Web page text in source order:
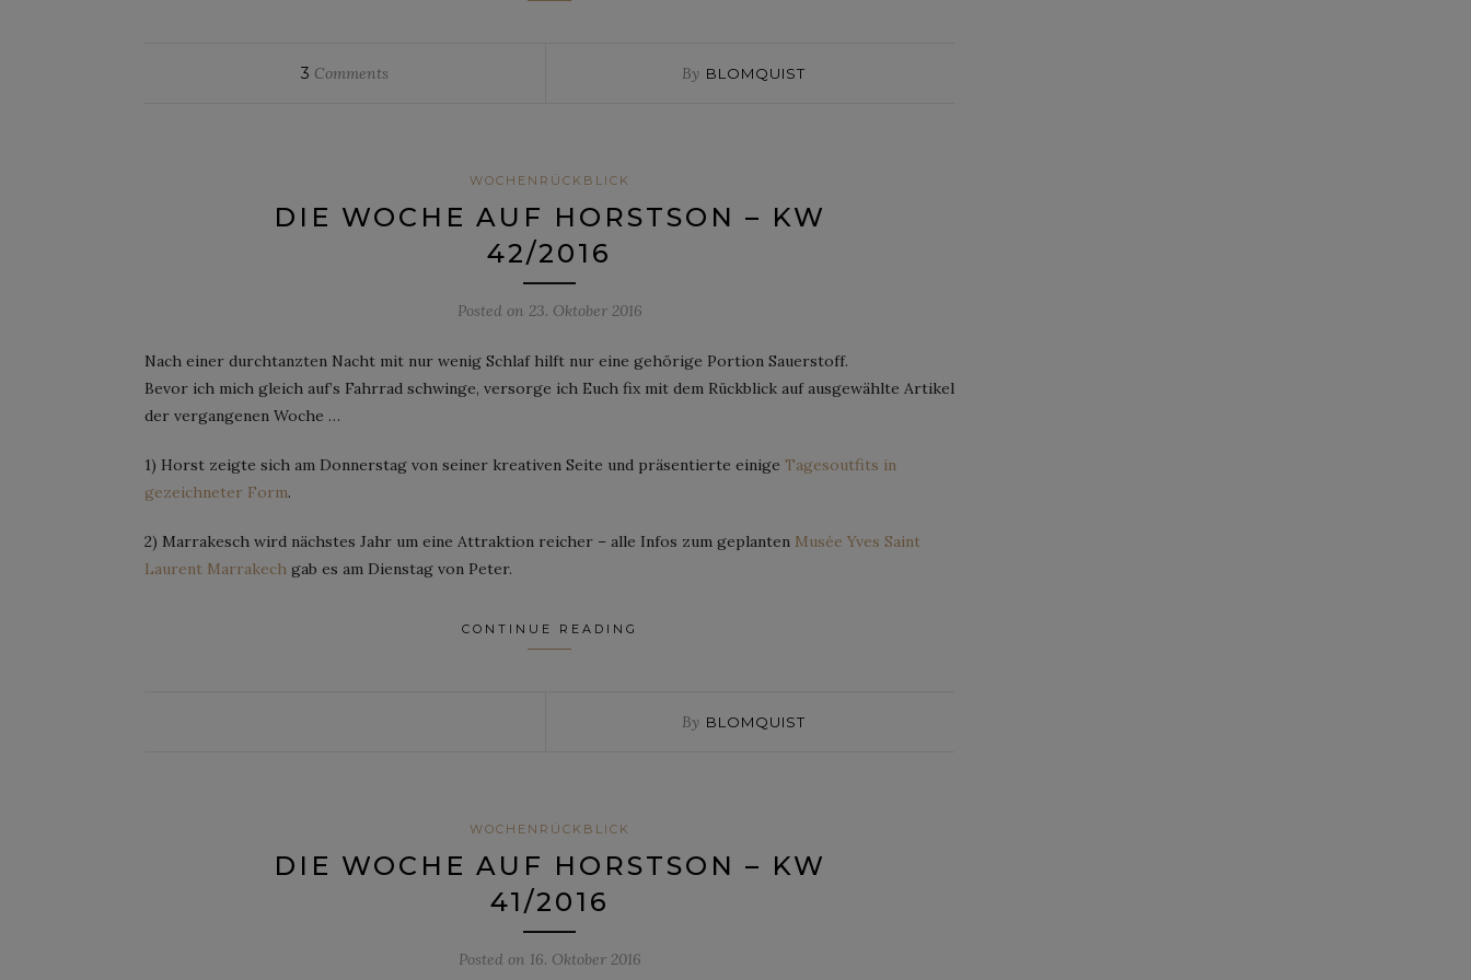
3 Comments By BLOMQUIST
WOCHENRÜCKBLICK
DIE WOCHE AUF HORSTSON – KW
42/2016
Posted on 23. Oktober 2016
Nach einer durchtanzten Nacht mit nur wenig Schlaf hilft nur eine gehörige Portion Sauerstoff.
Bevor ich mich gleich auf’s Fahrrad schwinge, versorge ich Euch fix mit dem Rückblick auf ausgewählte Artikel
der vergangenen Woche …
1) Horst zeigte sich am Donnerstag von seiner kreativen Seite und präsentierte einige Tagesoutfits in
gezeichneter Form.
2) Marrakesch wird nächstes Jahr um eine Attraktion reicher – alle Infos zum geplanten Musée Yves Saint
Laurent Marrakech gab es am Dienstag von Peter.
CONTINUE READING
By BLOMQUIST
WOCHENRÜCKBLICK
DIE WOCHE AUF HORSTSON – KW
41/2016
Posted on 16. Oktober 2016